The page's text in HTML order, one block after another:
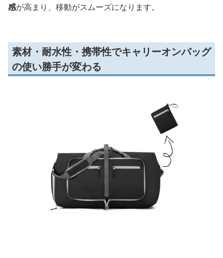
感が高まり、移動がスムーズになります。
素材・耐水性・携帯性でキャリーオンバッグ
の使い勝手が変わる